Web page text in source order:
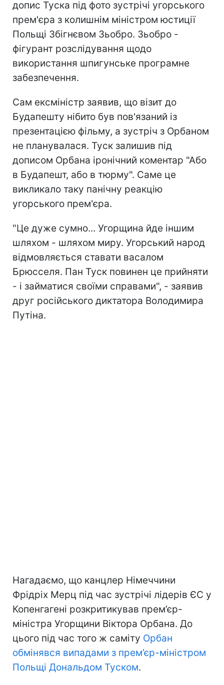
допис Туска під фото зустрічі угорського
прем'єра з колишнім міністром юстиції
Польщі Збігнєвом Зьобро. Зьобро -
фігурант розслідування щодо
використання шпигунське програмне
забезпечення.
Сам ексміністр заявив, що візит до
Будапешту нібито був пов'язаний із
презентацією фільму, а зустріч з Орбаном
не планувалася. Туск залишив під
дописом Орбана іронічний коментар "Або
в Будапешт, або в тюрму". Саме це
викликало таку панічну реакцію
угорського прем'єра.
"Це дуже сумно... Угорщина йде іншим
шляхом - шляхом миру. Угорський народ
відмовляється ставати васалом
Брюсселя. Пан Туск повинен це прийняти
- і займатися своїми справами", - заявив
друг російського диктатора Володимира
Путіна.
Нагадаємо, що канцлер Німеччини
Фрідріх Мерц під час зустрічі лідерів ЄС у
Копенгагені розкритикував прем’єр-
міністра Угорщини Віктора Орбана. До
цього під час того ж саміту Орбан
обмінявся випадами з прем’єр-міністром
Польщі Дональдом Туском.